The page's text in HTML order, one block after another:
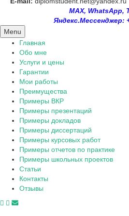
MAX, WhatsApp,
Яндекс.Мессенджер:
Menu
Главная
Обо мне
Услуги и цены
Гарантии
Мои работы
Преимущества
Примеры ВКР
Примеры презентаций
Примеры докладов
Примеры диссертаций
Примеры курсовых работ
Примеры отчетов по практике
Примеры школьных проектов
Статьи
Контакты
Отзывы